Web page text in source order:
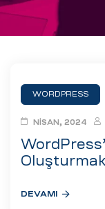
WORDPRESS
Oluşturmak
NISAN, 2024
DEVAMI